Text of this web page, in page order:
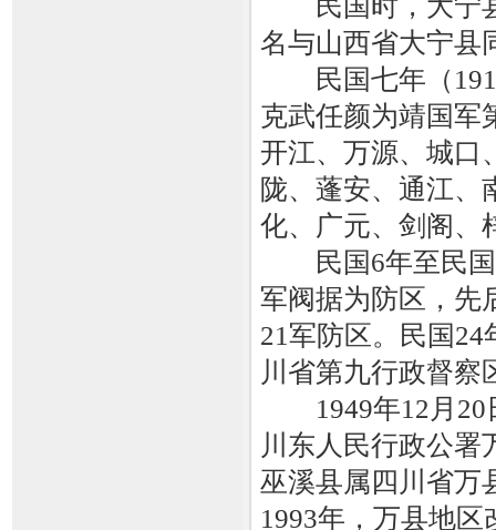
名与山西省大宁县
民国七年（1918
克武任颜为靖国军
开江、万源、城口
陇、蓬安、通江、
化、广元、剑阁、
民国6年至民国
军阀据为防区，先
21军防区。民国
川省第九行政督察
1949年12月20
川东人民行政公署
巫溪县属四川省万
1993年，万县地